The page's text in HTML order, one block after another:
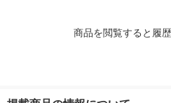
商品を閲覧すると履